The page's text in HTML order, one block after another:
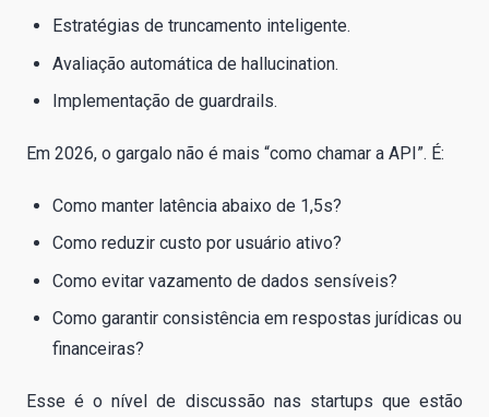
Estratégias de truncamento inteligente.
Avaliação automática de hallucination.
Implementação de guardrails.
Em 2026, o gargalo não é mais “como chamar a API”. É:
Como manter latência abaixo de 1,5s?
Como reduzir custo por usuário ativo?
Como evitar vazamento de dados sensíveis?
Como garantir consistência em respostas jurídicas ou
financeiras?
Esse é o nível de discussão nas startups que estão